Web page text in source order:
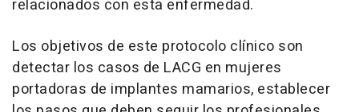
relacionados con esta enfermedad.
Los objetivos de este protocolo clínico son
detectar los casos de LACG en mujeres
portadoras de implantes mamarios, establecer